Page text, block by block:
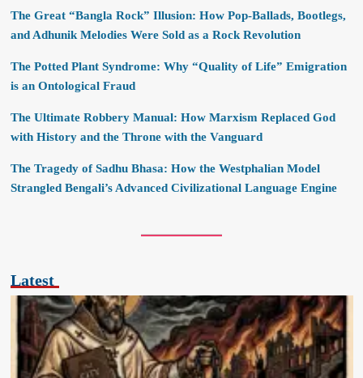
The Great “Bangla Rock” Illusion: How Pop-Ballads, Bootlegs,
and Adhunik Melodies Were Sold as a Rock Revolution
The Potted Plant Syndrome: Why “Quality of Life” Emigration
is an Ontological Fraud
The Ultimate Robbery Manual: How Marxism Replaced God
with History and the Throne with the Vanguard
The Tragedy of Sadhu Bhasa: How the Westphalian Model
Strangled Bengali’s Advanced Civilizational Language Engine
Latest